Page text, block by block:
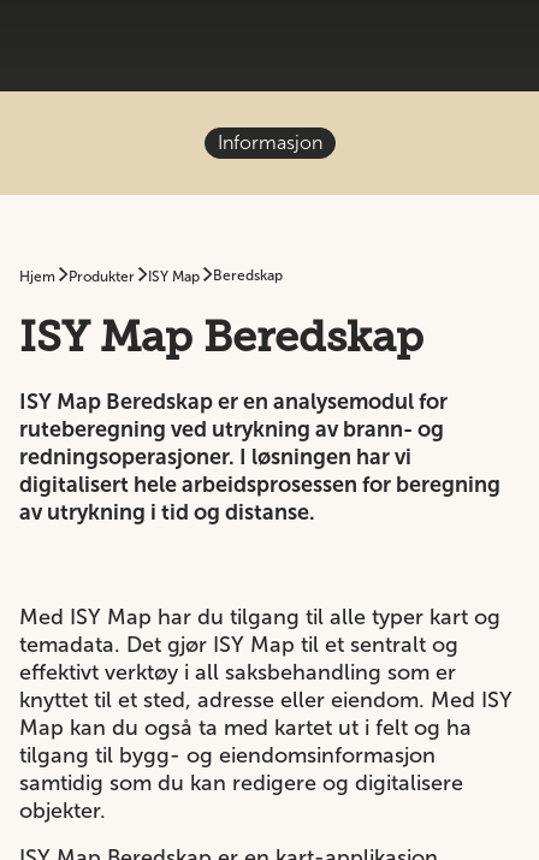
Informasjon
Hjem Produkter ISY Map Beredskap
ISY Map Beredskap
ISY Map Beredskap er en analysemodul for
ruteberegning ved utrykning av brann- og
redningsoperasjoner. I løsningen har vi
digitalisert hele arbeidsprosessen for beregning
av utrykning i tid og distanse.
Med ISY Map har du tilgang til alle typer kart og
temadata. Det gjør ISY Map til et sentralt og
effektivt verktøy i all saksbehandling som er
knyttet til et sted, adresse eller eiendom. Med ISY
Map kan du også ta med kartet ut i felt og ha
tilgang til bygg- og eiendomsinformasjon
samtidig som du kan redigere og digitalisere
objekter.